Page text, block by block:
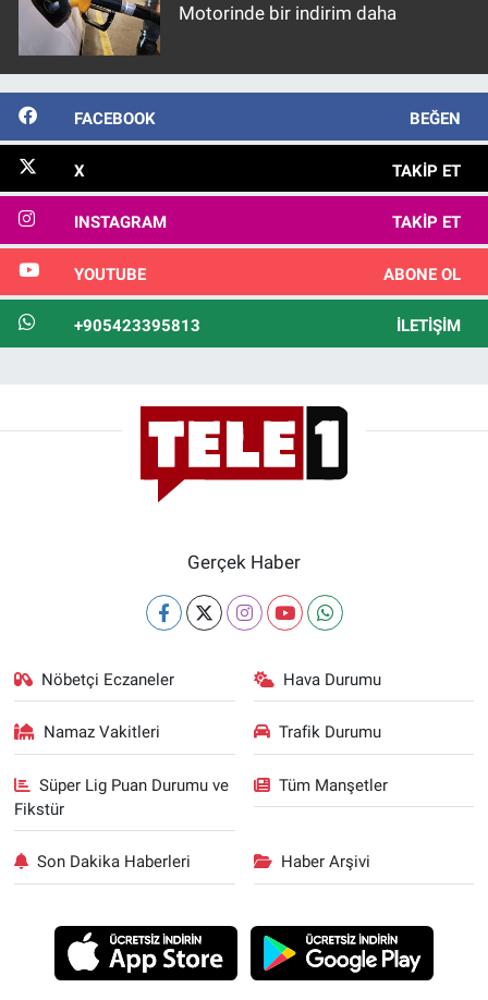
Motorinde bir indirim daha
FACEBOOK BEĞEN
X TAKIP ET
INSTAGRAM TAKIP ET
YOUTUBE ABONE OL
+905423395813 İLETIŞIM
Gerçek Haber
Nöbetçi Eczaneler Hava Durumu
Namaz Vakitleri Trafik Durumu
Süper Lig Puan Durumu ve
Fikstür
Tüm Manşetler
Son Dakika Haberleri Haber Arşivi